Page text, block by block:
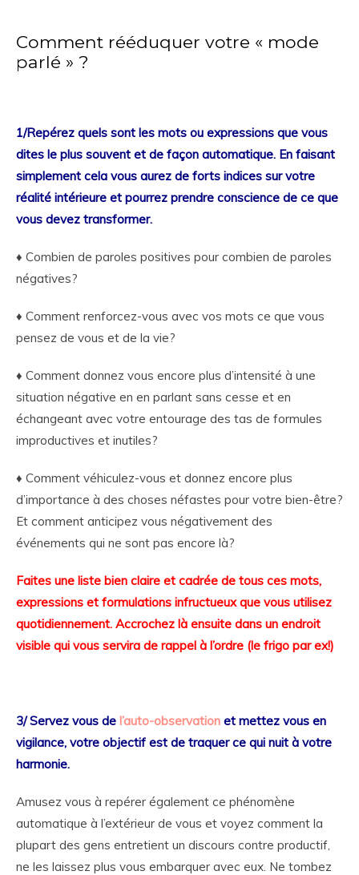
Comment rééduquer votre « mode
parlé » ?
1/Repérez quels sont les mots ou expressions que vous
dites le plus souvent et de façon automatique. En faisant
simplement cela vous aurez de forts indices sur votre
réalité intérieure et pourrez prendre conscience de ce que
vous devez transformer.
♦ Combien de paroles positives pour combien de paroles
négatives?
♦ Comment renforcez-vous avec vos mots ce que vous
pensez de vous et de la vie?
♦ Comment donnez vous encore plus d’intensité à une
situation négative en en parlant sans cesse et en
échangeant avec votre entourage des tas de formules
improductives et inutiles?
♦ Comment véhiculez-vous et donnez encore plus
d’importance à des choses néfastes pour votre bien-être?
Et comment anticipez vous négativement des
événements qui ne sont pas encore là?
Faites une liste bien claire et cadrée de tous ces mots,
expressions et formulations infructueux que vous utilisez
quotidiennement. Accrochez là ensuite dans un endroit
visible qui vous servira de rappel à l’ordre (le frigo par ex!)
3/ Servez vous de l’auto-observation et mettez vous en
vigilance, votre objectif est de traquer ce qui nuit à votre
harmonie.
Amusez vous à repérer également ce phénomène
automatique à l’extérieur de vous et voyez comment la
plupart des gens entretient un discours contre productif,
ne les laissez plus vous embarquer avec eux. Ne tombez